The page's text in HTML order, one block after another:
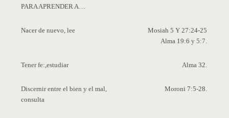
PARA APRENDER A…
Nacer de nuevo, lee
Mosiah 5 Y 27:24-25
Alma 19:6 y 5:7.
Tener fe:,estudiar Alma 32.
Discernir entre el bien y el mal,
consulta
Moroni 7:5-28.